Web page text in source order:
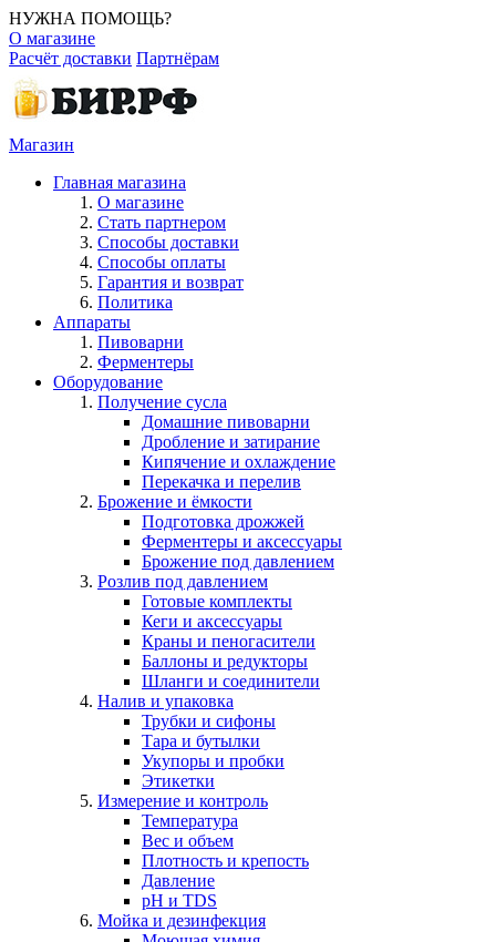
НУЖНА ПОМОЩЬ?
О магазине
Расчёт доставки Партнёрам
Магазин
Главная магазина
О магазине
Стать партнером
Способы доставки
Способы оплаты
Гарантия и возврат
Политика
Аппараты
Пивоварни
Ферментеры
Оборудование
Получение сусла
Домашние пивоварни
Дробление и затирание
Кипячение и охлаждение
Перекачка и перелив
Брожение и ёмкости
Подготовка дрожжей
Ферментеры и аксессуары
Брожение под давлением
Розлив под давлением
Готовые комплекты
Кеги и аксессуары
Краны и пеногасители
Баллоны и редукторы
Шланги и соединители
Налив и упаковка
Трубки и сифоны
Тара и бутылки
Укупоры и пробки
Этикетки
Измерение и контроль
Температура
Вес и объем
Плотность и крепость
Давление
pH и TDS
Мойка и дезинфекция